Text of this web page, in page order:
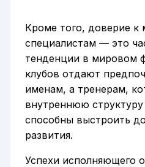
Кроме того, доверие
специалистам — это
тенденции в мировом
клубов отдают
именам, а тренерам,
внутреннюю
способны выстроить
развития.
Успехи исполняющего